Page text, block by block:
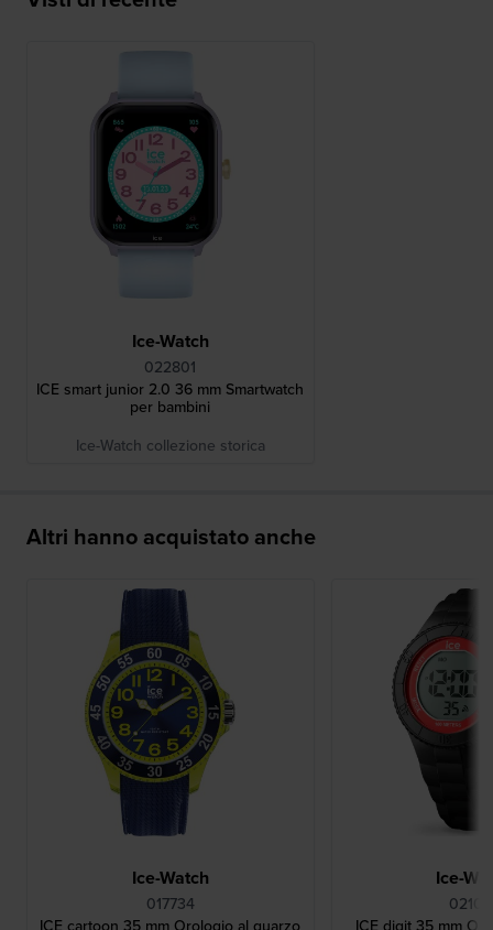
Ice-Watch
022801
ICE smart junior 2.0 36 mm Smartwatch
per bambini
Ice-Watch collezione storica
Altri hanno acquistato anche
Ice-Watch
017734
Ice-